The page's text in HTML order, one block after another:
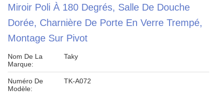
Miroir Poli À 180 Degrés, Salle De Douche
Dorée, Charnière De Porte En Verre Trempé,
Montage Sur Pivot
Nom De La
Marque:
Taky
Numéro De
Modèle:
TK-A072